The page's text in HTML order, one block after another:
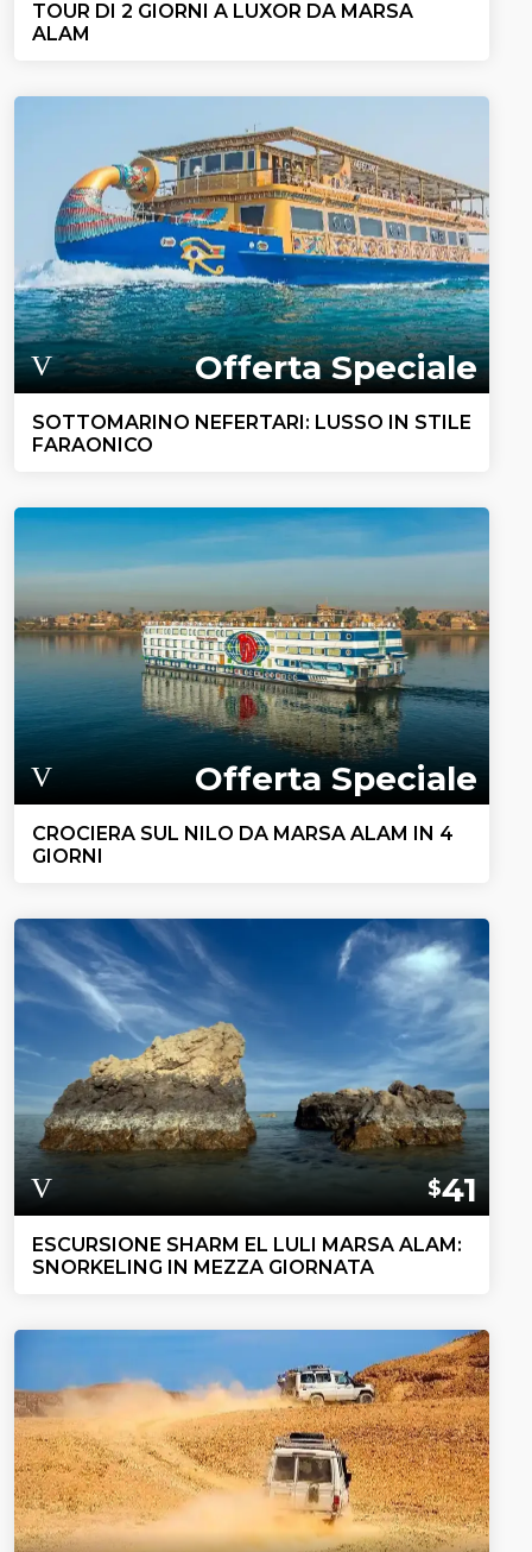
TOUR DI 2 GIORNI A LUXOR DA MARSA
ALAM
Offerta Speciale
SOTTOMARINO NEFERTARI: LUSSO IN STILE
FARAONICO
Offerta Speciale
CROCIERA SUL NILO DA MARSA ALAM IN 4
GIORNI
$41
ESCURSIONE SHARM EL LULI MARSA ALAM:
SNORKELING IN MEZZA GIORNATA